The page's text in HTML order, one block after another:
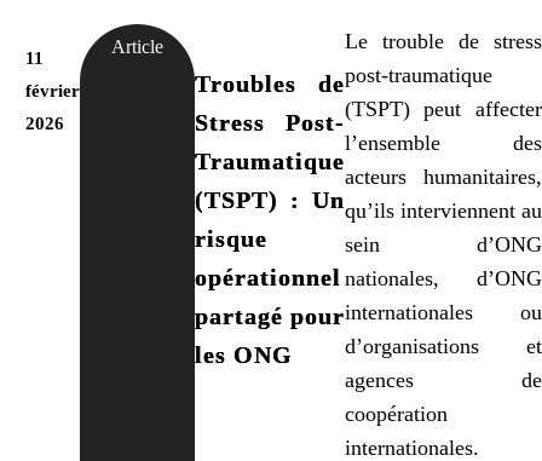
11
février
2026
Article
Troubles de
Stress Post-
Traumatique
(TSPT) : Un
risque
opérationnel
partagé pour
les ONG
Le trouble de stress
post-traumatique
(TSPT) peut affecter
l’ensemble des
acteurs humanitaires,
qu’ils interviennent au
sein d’ONG
nationales, d’ONG
internationales ou
d’organisations et
agences de
coopération
internationales.